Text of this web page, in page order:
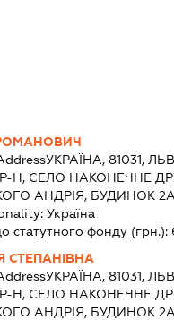
УКРАЇНА, 81031,
Н, СЕЛО НАКОНЕЧНЕ
АНДРІЯ, БУДИНОК 2А
Україна
статутного фонду (грн.):
СТЕПАНІВНА
УКРАЇНА, 81031,
Н, СЕЛО НАКОНЕЧНЕ
АНДРІЯ, БУДИНОК 2А